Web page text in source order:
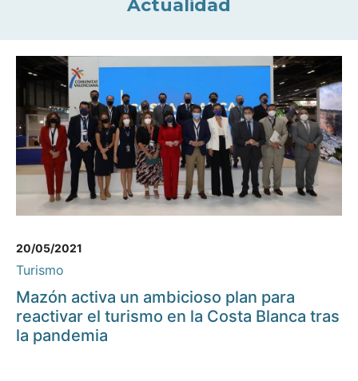
Actualidad
20/05/2021
Turismo
Mazón activa un ambicioso plan para
reactivar el turismo en la Costa Blanca tras
la pandemia